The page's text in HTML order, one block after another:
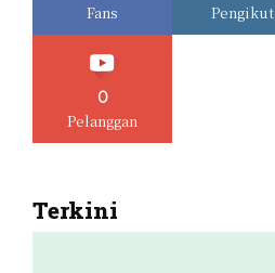
Fans Pengikut
0
Pelanggan
Terkini